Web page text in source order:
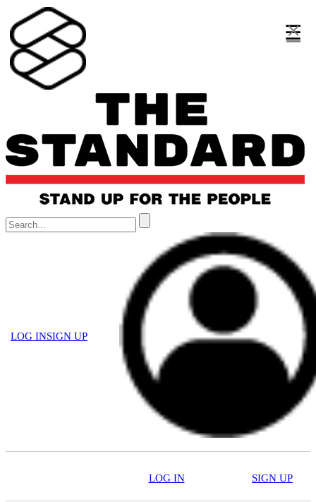
×
LOG INSIGN UP
LOG IN SIGN UP
×
☰